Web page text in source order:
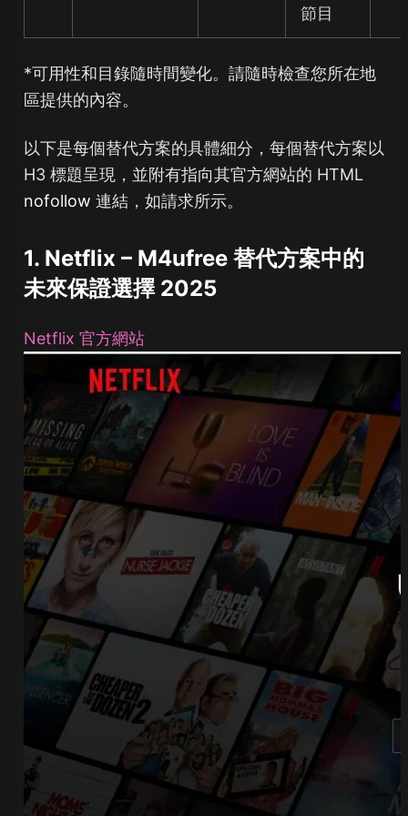
節目
*可用性和目錄隨時間變化。請隨時檢查您所在地
區提供的內容。
以下是每個替代方案的具體細分，每個替代方案以
H3 標題呈現，並附有指向其官方網站的 HTML
nofollow 連結，如請求所示。
1. Netflix – M4ufree 替代方案中的
未來保證選擇 2025
Netflix 官方網站